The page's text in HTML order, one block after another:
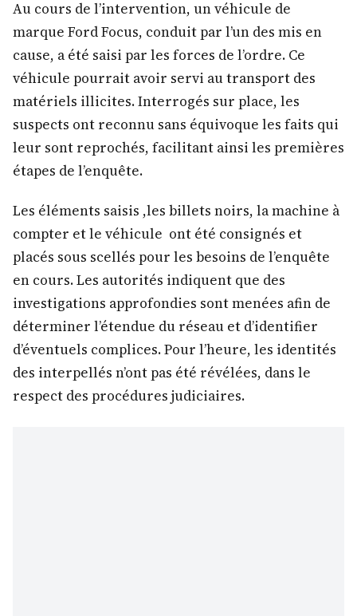
Au cours de l’intervention, un véhicule de
marque Ford Focus, conduit par l’un des mis en
cause, a été saisi par les forces de l’ordre. Ce
véhicule pourrait avoir servi au transport des
matériels illicites. Interrogés sur place, les
suspects ont reconnu sans équivoque les faits qui
leur sont reprochés, facilitant ainsi les premières
étapes de l’enquête.
Les éléments saisis ,les billets noirs, la machine à
compter et le véhicule ont été consignés et
placés sous scellés pour les besoins de l’enquête
en cours. Les autorités indiquent que des
investigations approfondies sont menées afin de
déterminer l’étendue du réseau et d’identifier
d’éventuels complices. Pour l’heure, les identités
des interpellés n’ont pas été révélées, dans le
respect des procédures judiciaires.